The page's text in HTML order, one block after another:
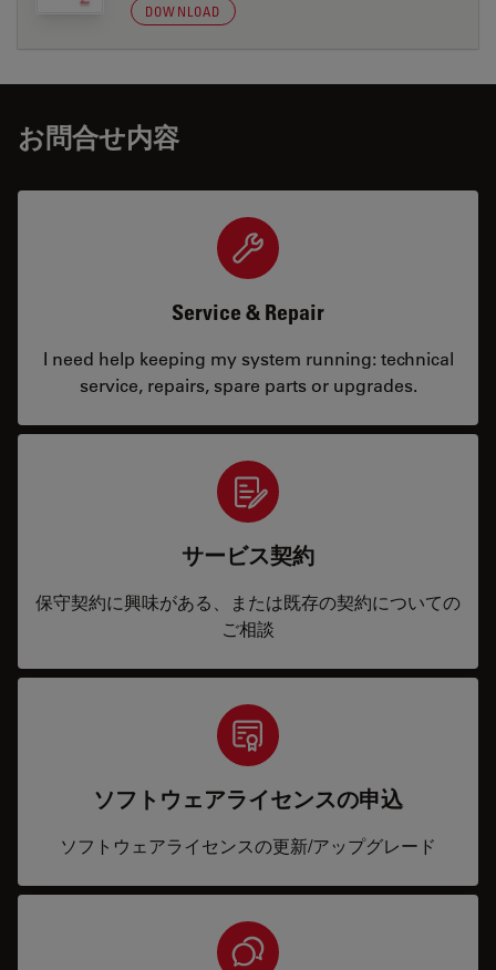
DOWNLOAD
お問合せ内容
Service & Repair
I need help keeping my system running: technical
service, repairs, spare parts or upgrades.
サービス契約
保守契約に興味がある、または既存の契約についての
ご相談
ソフトウェアライセンスの申込
ソフトウェアライセンスの更新/アップグレード